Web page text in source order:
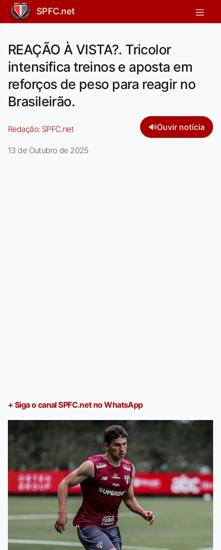
SPFC.net
REAÇÃO À VISTA?. Tricolor
intensifica treinos e aposta em
reforços de peso para reagir no
Brasileirão.
Redação: SPFC.net 🔊Ouvir notícia
13 de Outubro de 2025
+ Siga o canal SPFC.net no WhatsApp